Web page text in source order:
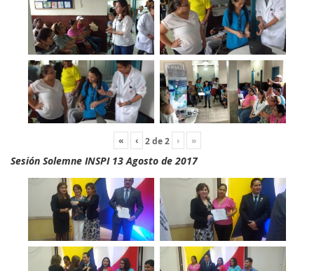
« ‹ 2de2 › »
Sesión Solemne INSPI 13 Agosto de 2017